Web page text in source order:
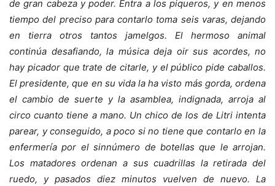
de gran cabeza y poder. Entra a los piqueros, y en menos
tiempo del preciso para contarlo toma seis varas, dejando
en tierra otros tantos jamelgos. El hermoso animal
continúa desafiando, la música deja oir sus acordes, no
hay picador que trate de citarle, y el público pide caballos.
El presidente, que en su vida la ha visto más gorda, ordena
el cambio de suerte y la asamblea, indignada, arroja al
circo cuanto tiene a mano. Un chico de los de Litri intenta
parear, y conseguido, a poco si no tiene que contarlo en la
enfermería por el sinnúmero de botellas que le arrojan.
Los matadores ordenan a sus cuadrillas la retirada del
ruedo, y pasados diez minutos vuelven de nuevo. La